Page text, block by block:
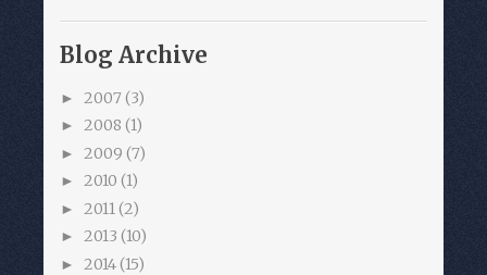
Blog Archive
► 2007 (3)
► 2008 (1)
► 2009 (7)
► 2010 (1)
► 2011 (2)
► 2013 (10)
► 2014(15)